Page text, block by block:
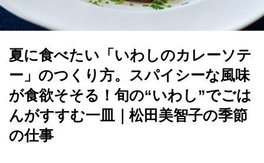
夏に食べたい「いわしのカレーソテ
ー」のつくり方。スパイシーな風味
が食欲そそる！旬の“いわし”でごは
んがすすむ一皿｜松田美智子の季節
の仕事